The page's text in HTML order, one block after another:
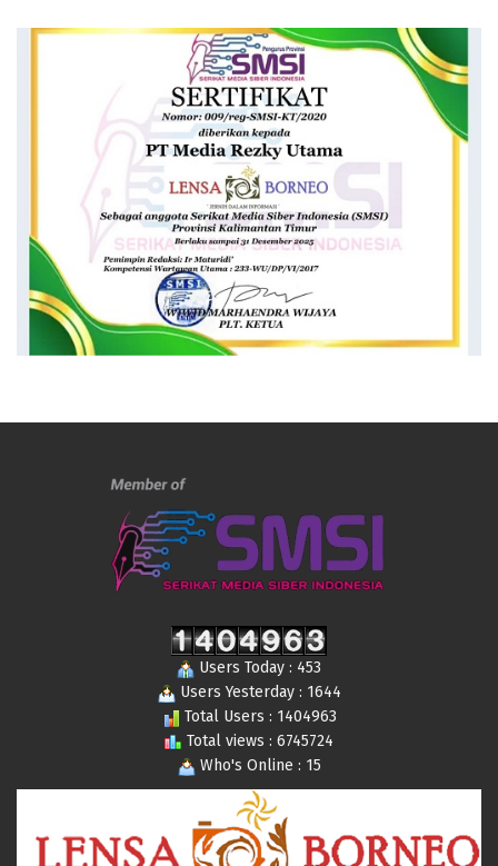
Users Today : 453
Users Yesterday : 1644
Total Users : 1404963
Total views : 6745724
Who's Online : 15